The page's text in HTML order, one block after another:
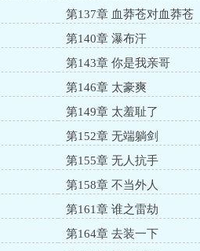
第137章 血莽苍对血莽苍
第140章 瀑布汗
第143章 你是我亲哥
第146章 太豪爽
第149章 太羞耻了
第152章 无端躺剑
第155章 无人抗手
第158章 不当外人
第161章 谁之雷劫
第164章 去装一下